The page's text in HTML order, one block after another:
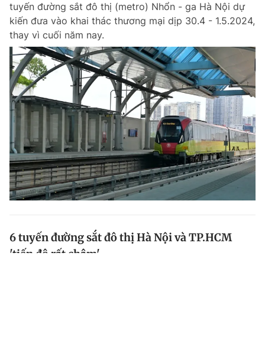
tuyến đường sắt đô thị (metro) Nhổn - ga Hà Nội dự
kiến đưa vào khai thác thương mại dịp 30.4 - 1.5.2024,
thay vì cuối năm nay.
6 tuyến đường sắt đô thị Hà Nội và TP.HCM
'tiến độ rất chậm'